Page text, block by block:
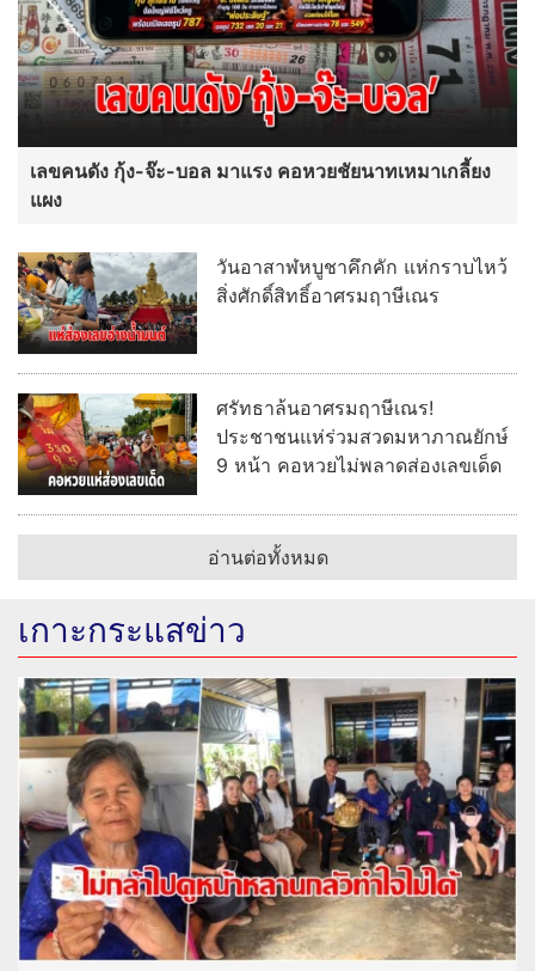
เลขคนดัง กุ้ง-จ๊ะ-บอล มาแรง คอหวยชัยนาทเหมาเกลี้ยง
แผง
วันอาสาฬหบูชาคึกคัก แห่กราบไหว้
สิ่งศักดิ์สิทธิ์อาศรมฤาษีเณร
ศรัทธาล้นอาศรมฤาษีเณร!
ประชาชนแห่ร่วมสวดมหาภาณยักษ์
9 หน้า คอหวยไม่พลาดส่องเลขเด็ด
อ่านต่อทั้งหมด
เกาะกระแสข่าว